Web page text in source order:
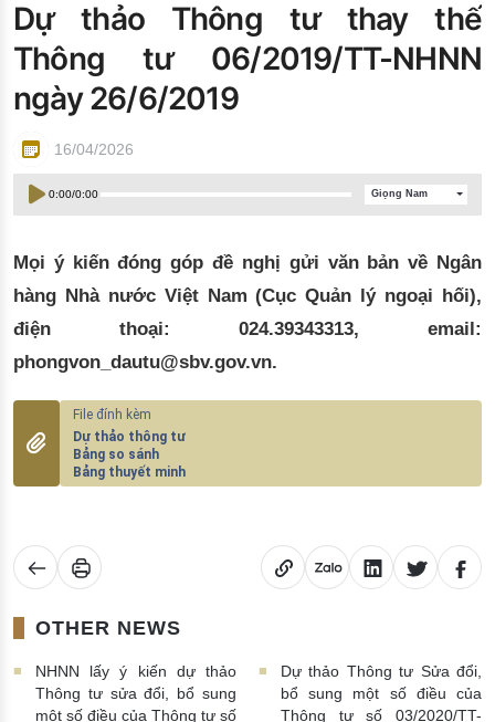
Đào tạo ISO
Dự thảo Thông tư thay thế
Thông tư 06/2019/TT-NHNN
ngày 26/6/2019
16/04/2026
0:00/0:00 Giọng Nam
Mọi ý kiến đóng góp đề nghị gửi văn bản về Ngân
hàng Nhà nước Việt Nam (Cục Quản lý ngoại hối),
điện thoại: 024.39343313, email:
phongvon_dautu@sbv.gov.vn.
Dự thảo thông tư
Bảng so sánh
Bảng thuyết minh
OTHER NEWS
NHNN lấy ý kiến dự thảo
Thông tư sửa đổi, bổ sung
một số điều của Thông tư số
Dự thảo Thông tư Sửa đổi,
bổ sung một số điều của
Thông tư số 03/2020/TT-